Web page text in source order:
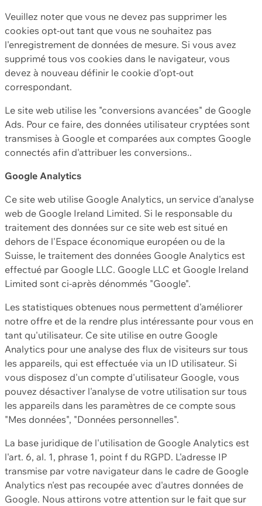
Veuillez noter que vous ne devez pas supprimer les
cookies opt-out tant que vous ne souhaitez pas
l'enregistrement de données de mesure. Si vous avez
supprimé tous vos cookies dans le navigateur, vous
devez à nouveau définir le cookie d'opt-out
correspondant.
Le site web utilise les "conversions avancées" de Google
Ads. Pour ce faire, des données utilisateur cryptées sont
transmises à Google et comparées aux comptes Google
connectés afin d'attribuer les conversions..
Google Analytics
Ce site web utilise Google Analytics, un service d'analyse
web de Google Ireland Limited. Si le responsable du
traitement des données sur ce site web est situé en
dehors de l'Espace économique européen ou de la
Suisse, le traitement des données Google Analytics est
effectué par Google LLC. Google LLC et Google Ireland
Limited sont ci-après dénommés "Google".
Les statistiques obtenues nous permettent d'améliorer
notre offre et de la rendre plus intéressante pour vous en
tant qu'utilisateur. Ce site utilise en outre Google
Analytics pour une analyse des flux de visiteurs sur tous
les appareils, qui est effectuée via un ID utilisateur. Si
vous disposez d'un compte d'utilisateur Google, vous
pouvez désactiver l'analyse de votre utilisation sur tous
les appareils dans les paramètres de ce compte sous
"Mes données", "Données personnelles".
La base juridique de l'utilisation de Google Analytics est
l'art. 6, al. 1, phrase 1, point f du RGPD. L'adresse IP
transmise par votre navigateur dans le cadre de Google
Analytics n'est pas recoupée avec d'autres données de
Google. Nous attirons votre attention sur le fait que sur